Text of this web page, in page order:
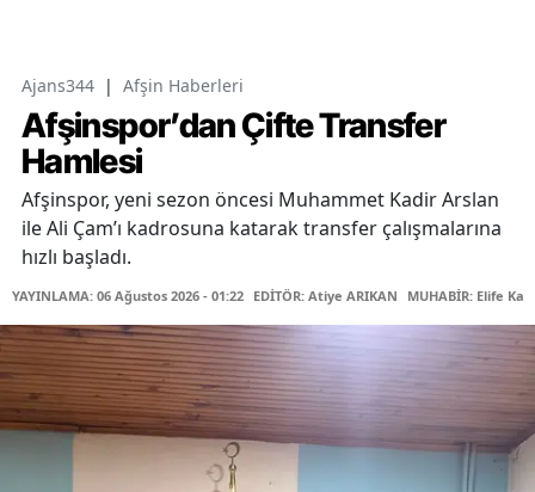
Ajans344 | Afşin Haberleri
Afşinspor’dan Çifte Transfer
Hamlesi
Afşinspor, yeni sezon öncesi Muhammet Kadir Arslan
ile Ali Çam’ı kadrosuna katarak transfer çalışmalarına
hızlı başladı.
YAYINLAMA: 06 Ağustos 2026 - 01:22 EDİTÖR: Atiye ARIKAN MUHABİR: Elife